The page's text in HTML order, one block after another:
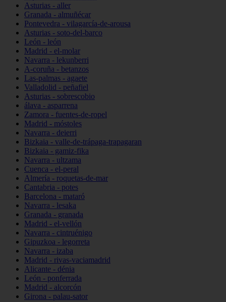
Asturias - aller
Granada - almuñécar
Pontevedra - vilagarcía-de-arousa
Asturias - soto-del-barco
León - león
Madrid - el-molar
Navarra - lekunberri
A-coruña - betanzos
Las-palmas - agaete
Valladolid - peñafiel
Asturias - sobrescobio
álava - asparrena
Zamora - fuentes-de-ropel
Madrid - móstoles
Navarra - deierri
Bizkaia - valle-de-trápaga-trapagaran
Bizkaia - gamiz-fika
Navarra - ultzama
Cuenca - el-peral
Almería - roquetas-de-mar
Cantabria - potes
Barcelona - mataró
Navarra - lesaka
Granada - granada
Madrid - el-vellón
Navarra - cintruénigo
Gipuzkoa - legorreta
Navarra - izaba
Madrid - rivas-vaciamadrid
Alicante - dénia
León - ponferrada
Madrid - alcorcón
Girona - palau-sator